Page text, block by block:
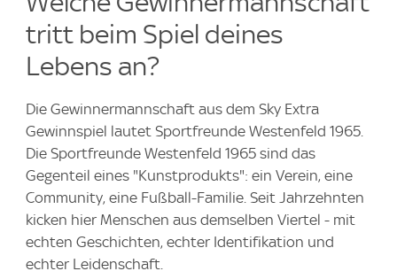
tritt beim Spiel deines
Lebens an?
Die Gewinnermannschaft aus dem Sky Extra
Gewinnspiel lautet Sportfreunde Westenfeld 1965.
Die Sportfreunde Westenfeld 1965 sind das
Gegenteil eines "Kunstprodukts": ein Verein, eine
Community, eine Fußball-Familie. Seit Jahrzehnten
kicken hier Menschen aus demselben Viertel - mit
echten Geschichten, echter Identifikation und
echter Leidenschaft.